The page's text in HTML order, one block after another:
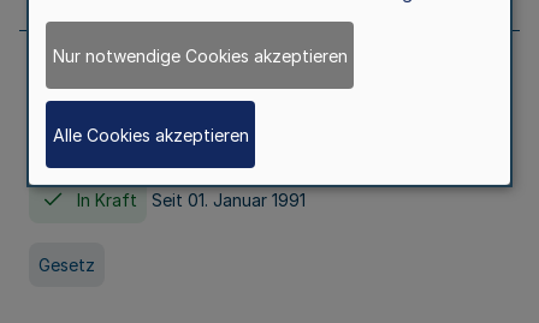
Erstes Gesetz zur Ausführung des
Kinder- und Jugendhilfegesetzes - AG -
KJHG -
In Kraft Seit 01. Januar 1991
Gesetz
Nur notwendige Cookies akzeptieren
Alle Cookies akzeptieren